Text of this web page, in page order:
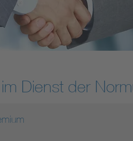
Dienst der